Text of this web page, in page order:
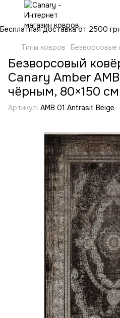
Бесплатная доставка от 2500
Типы ковров
Безворсовые
Безворсовый
Canary Amber
чёрным, 80×150 см
Артикул: AMB 01 Antrasit Beige